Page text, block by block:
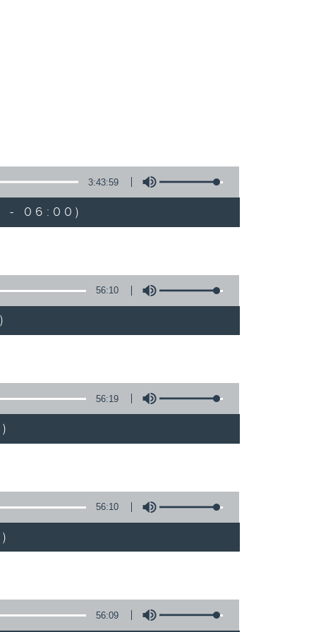
3:43:59
- 06:00)
56:10
56:19
56:10
56:09